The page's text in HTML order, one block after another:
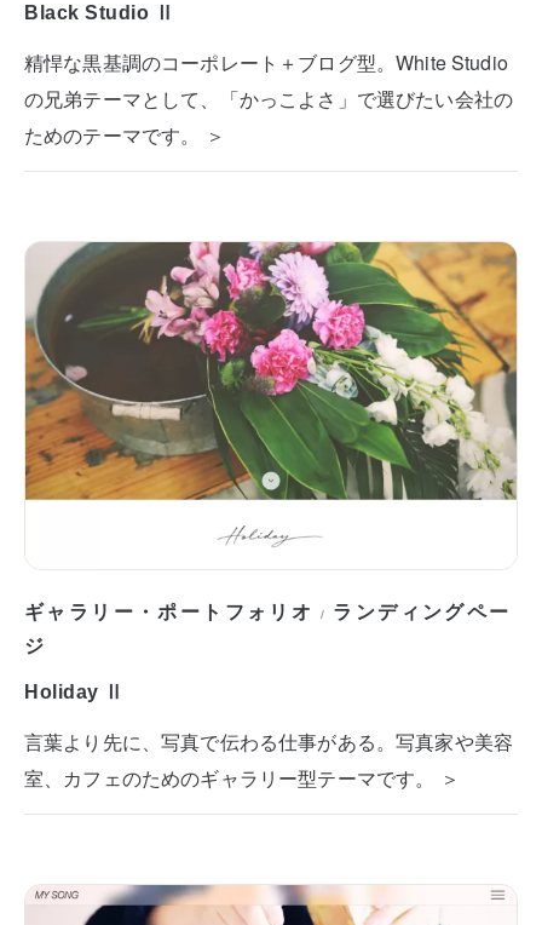
Black Studio Ⅱ
精悍な黒基調のコーポレート＋ブログ型。White Studio
の兄弟テーマとして、「かっこよさ」で選びたい会社の
ためのテーマです。 ＞
ギャラリー・ポートフォリオ / ランディングペー
ジ
Holiday Ⅱ
言葉より先に、写真で伝わる仕事がある。写真家や美容
室、カフェのためのギャラリー型テーマです。 ＞